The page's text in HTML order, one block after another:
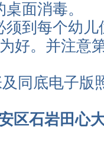
面消毒。
须到每个幼
好。并注意
同底电子版
区石岩田心